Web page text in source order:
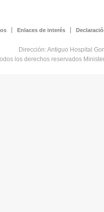
Enlaces de interés
Dirección: Antiguo Hospital
los derechos reservados